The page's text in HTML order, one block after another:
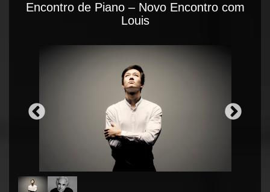
Encontro de Piano – Novo Encontro com
Louis